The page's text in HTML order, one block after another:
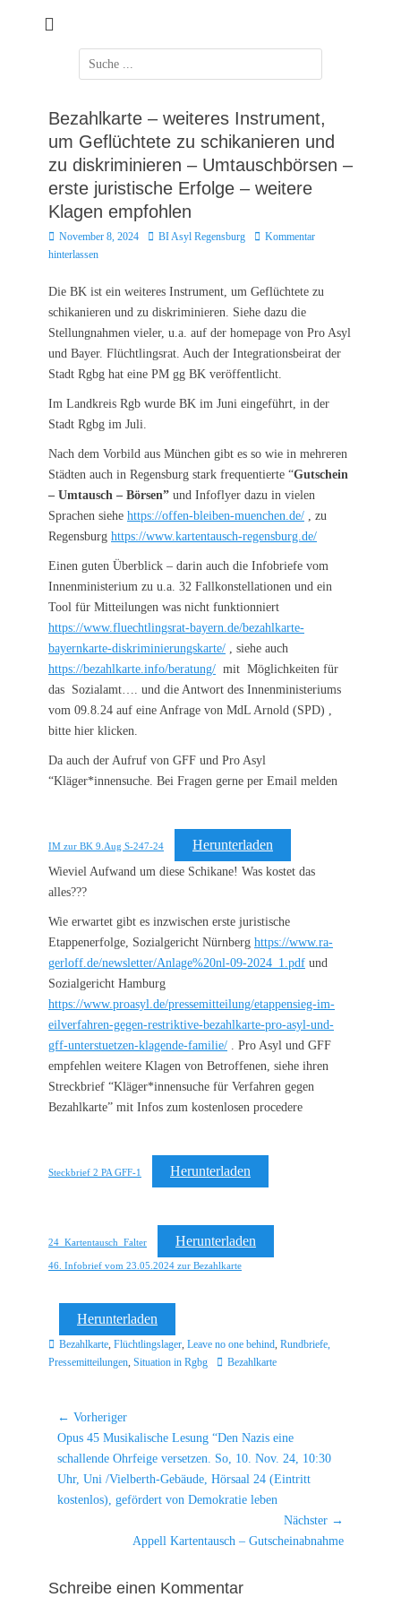
Suchen
nach:
Bezahlkarte – weiteres Instrument,
um Geflüchtete zu schikanieren und
zu diskriminieren – Umtauschbörsen –
erste juristische Erfolge – weitere
Klagen empfohlen
Posted
on
November 8, 2024 AutorBI Asyl Regensburg
Kommentar
hinterlassen
Die BK ist ein weiteres Instrument, um Geflüchtete zu
schikanieren und zu diskriminieren. Siehe dazu die
Stellungnahmen vieler, u.a. auf der homepage von Pro Asyl
und Bayer. Flüchtlingsrat. Auch der Integrationsbeirat der
Stadt Rgbg hat eine PM gg BK veröffentlicht.
Im Landkreis Rgb wurde BK im Juni eingeführt, in der
Stadt Rgbg im Juli.
Nach dem Vorbild aus München gibt es so wie in mehreren
Städten auch in Regensburg stark frequentierte “Gutschein
– Umtausch – Börsen” und Infoflyer dazu in vielen
Sprachen siehe https://offen-bleiben-muenchen.de/ , zu
Regensburg https://www.kartentausch-regensburg.de/
Einen guten Überblick – darin auch die Infobriefe vom
Innenministerium zu u.a. 32 Fallkonstellationen und ein
Tool für Mitteilungen was nicht funktionniert
https://www.fluechtlingsrat-bayern.de/bezahlkarte-
bayernkarte-diskriminierungskarte/ , siehe auch
https://bezahlkarte.info/beratung/ mit Möglichkeiten für
das Sozialamt…. und die Antwort des Innenministeriums
vom 09.8.24 auf eine Anfrage von MdL Arnold (SPD) ,
bitte hier klicken.
Da auch der Aufruf von GFF und Pro Asyl
“Kläger*innensuche. Bei Fragen gerne per Email melden
IM zur BK 9.Aug S-247-24 Herunterladen
Wieviel Aufwand um diese Schikane! Was kostet das
alles???
Wie erwartet gibt es inzwischen erste juristische
Etappenerfolge, Sozialgericht Nürnberg https://www.ra-
gerloff.de/newsletter/Anlage%20nl-09-2024_1.pdf und
Sozialgericht Hamburg
https://www.proasyl.de/pressemitteilung/etappensieg-im-
eilverfahren-gegen-restriktive-bezahlkarte-pro-asyl-und-
gff-unterstuetzen-klagende-familie/ . Pro Asyl und GFF
empfehlen weitere Klagen von Betroffenen, siehe ihren
Streckbrief “Kläger*innensuche für Verfahren gegen
Bezahlkarte” mit Infos zum kostenlosen procedere
Steckbrief 2 PA GFF-1 Herunterladen
24_Kartentausch_Falter Herunterladen
46. Infobrief vom 23.05.2024 zur Bezahlkarte
Herunterladen
Kategorien
Bezahlkarte, Flüchtlingslager, Leave no one behind, Rundbriefe,
Pressemitteilungen, Situation in Rgbg Schlagworte
Bezahlkarte
Beitragsnavigation
← Vorheriger
Vorheriger
Beitrag:
Opus 45 Musikalische Lesung “Den Nazis eine
schallende Ohrfeige versetzen. So, 10. Nov. 24, 10:30
Uhr, Uni /Vielberth-Gebäude, Hörsaal 24 (Eintritt
kostenlos), gefördert von Demokratie leben
Nächster →
Appell Kartentausch – Gutscheinabnahme
Schreibe einen Kommentar